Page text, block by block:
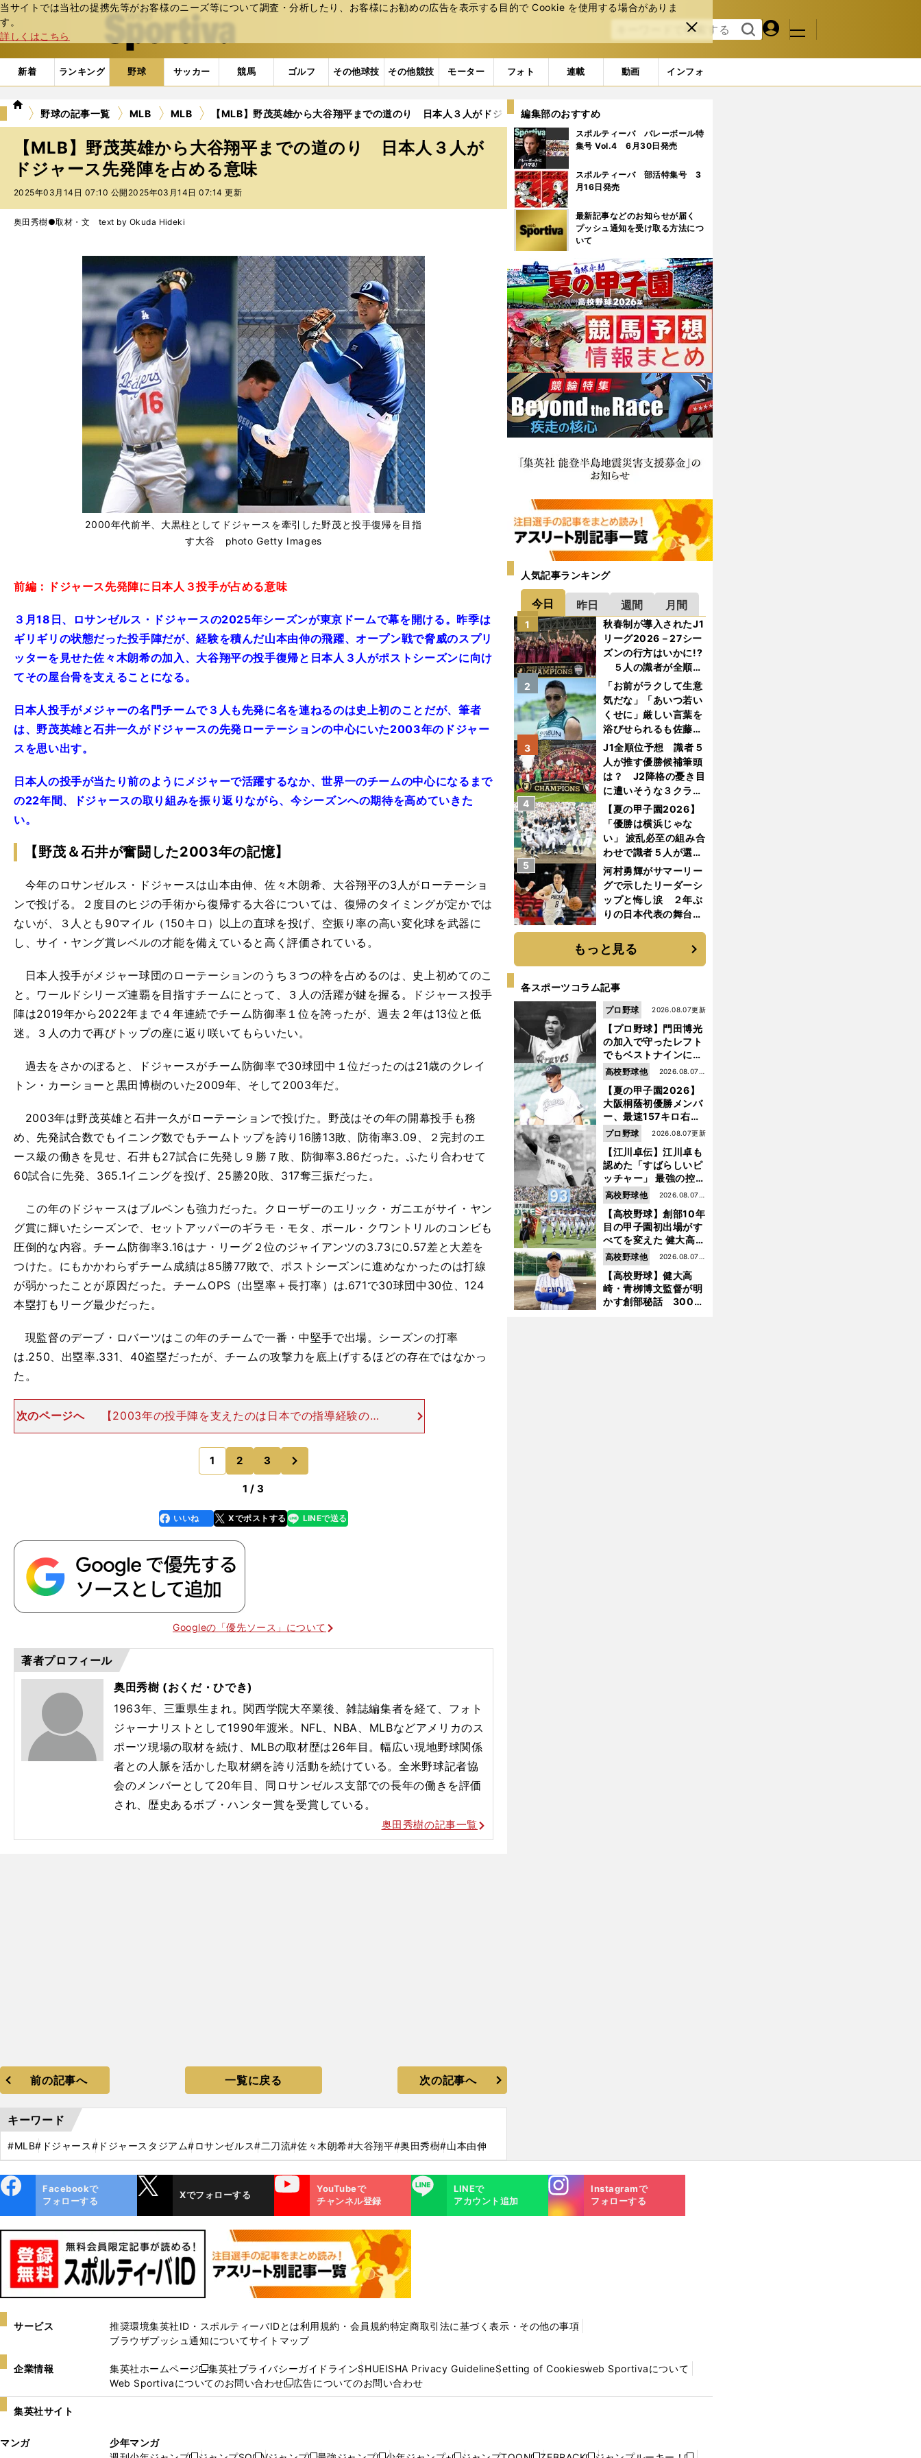
当サイトでは当社の提携先等がお客様のニーズ等について調査・分析したり、お客様にお勧めの広告を表⽰する⽬的で Cookie を使⽤する場合がありま
す。
詳しくはこちら
閉じ
る
web Sportiva (webスポルティーバ)
検索
る
マイペ
ジ
メニュ
新着 ランキング 野球 サッカー 競馬 ゴルフ その他球技 その他競技 モーター フォト 連載 動画 インフォ
we
ル
テ
ィ
ー
バ
野球の記事一覧 MLB MLB 【MLB】野茂英雄から大谷翔平までの道のり 日本人３人がドジャース先発陣を占める意味
【MLB】野茂英雄から大谷翔平までの道のり 日本人３人が
ドジャース先発陣を占める意味
2025年03月14日 07:10 公開 2025年03月14日 07:14 更新
奥田秀樹●取材・文 text by Okuda Hideki
2000年代前半、大黒柱としてドジャースを牽引した野茂と投手復帰を目指
す大谷 photo Getty Images
前編：ドジャース先発陣に日本人３投手が占める意味
３月18日、ロサンゼルス・ドジャースの2025年シーズンが東京ドームで幕を開ける。昨季は
ギリギリの状態だった投手陣だが、経験を積んだ山本由伸の飛躍、オープン戦で脅威のスプリ
ッターを見せた佐々木朗希の加入、大谷翔平の投手復帰と日本人３人がポストシーズンに向け
てその屋台骨を支えることになる。
日本人投手がメジャーの名門チームで３人も先発に名を連ねるのは史上初のことだが、筆者
は、野茂英雄と石井一久がドジャースの先発ローテーションの中心にいた2003年のドジャー
スを思い出す。
日本人の投手が当たり前のようにメジャーで活躍するなか、世界一のチームの中心になるまで
の22年間、ドジャースの取り組みを振り返りながら、今シーズンへの期待を高めていきた
い。
【野茂＆石井が奮闘した2003年の記憶】
今年のロサンゼルス・ドジャースは山本由伸、佐々木朗希、大谷翔平の3人がローテーショ
ンで投げる。２度目のヒジの手術から復帰する大谷については、復帰のタイミングが定かでは
ないが、３人とも90マイル（150キロ）以上の直球を投げ、空振り率の高い変化球を武器に
し、サイ・ヤング賞レベルの才能を備えていると高く評価されている。
日本人投手がメジャー球団のローテーションのうち３つの枠を占めるのは、史上初めてのこ
と。ワールドシリーズ連覇を目指すチームにとって、３人の活躍が鍵を握る。ドジャース投手
陣は2019年から2022年まで４年連続でチーム防御率１位を誇ったが、過去２年は13位と低
迷。３人の力で再びトップの座に返り咲いてもらいたい。
過去をさかのぼると、ドジャースがチーム防御率で30球団中１位だったのは21歳のクレイ
トン・カーショーと黒田博樹のいた2009年、そして2003年だ。
2003年は野茂英雄と石井一久がローテーションで投げた。野茂はその年の開幕投手も務
め、先発試合数でもイニング数でもチームトップを誇り16勝13敗、防衛率3.09、２完封のエ
ース級の働きを見せ、石井も27試合に先発し９勝７敗、防御率3.86だった。ふたり合わせて
60試合に先発、365.1イニングを投げ、25勝20敗、317奪三振だった。
この年のドジャースはブルペンも強力だった。クローザーのエリック・ガニエがサイ・ヤン
グ賞に輝いたシーズンで、セットアッパーのギラモ・モタ、ポール・クワントリルのコンビも
圧倒的な内容。チーム防御率3.16はナ・リーグ２位のジャイアンツの3.73に0.57差と大差を
つけた。にもかかわらずチーム成績は85勝77敗で、ポストシーズンに進めなかったのは打線
が弱かったことが原因だった。チームOPS（出塁率＋長打率）は.671で30球団中30位、124
本塁打もリーグ最少だった。
現監督のデーブ・ロバーツはこの年のチームで一番・中堅手で出場。シーズンの打率
は.250、出塁率.331、40盗塁だったが、チームの攻撃力を底上げするほどの存在ではなかっ
た。
次のページへ
【2003年の投手陣を支えたのは日本での指導経験のあ
るコーチ】 筆者は2003年のドジャースも取材していたが、ふたりの
日本人先発投手が成功できた要因は、実力もさることながら、ジム・コ
ルボーン投手コー
1 2 3
1 / 3
faceboo
k
いいね Xでポストする
line LINEで送る
Googleの「優先ソース」について
著者プロフィール
奥田秀樹 (おくだ・ひでき)
1963年、三重県生まれ。関西学院大卒業後、雑誌編集者を経て、フォト
ジャーナリストとして1990年渡米。NFL、NBA、MLBなどアメリカのス
ポーツ現場の取材を続け、MLBの取材歴は26年目。幅広い現地野球関係
者との人脈を活かした取材網を誇り活動を続けている。全米野球記者協
会のメンバーとして20年目、同ロサンゼルス支部での長年の働きを評価
され、歴史あるボブ・ハンター賞を受賞している。
奥田秀樹の記事一覧
前の記事へ 一覧に戻る 次の記事へ
キーワード
#MLB#ドジャース#ドジャースタジアム#ロサンゼルス#二刀流#佐々木朗希#大谷翔平#奥田秀樹#山本由伸
編集部のおすすめ
スポルティーバ バレーボール特
集号 Vol.4 6月30日発売
スポルティーバ 部活特集号 3
月16日発売
最新記事などのお知らせが届く
プッシュ通知を受け取る方法につ
いて
人気記事ランキング
今日 昨日 週間 月間
秋春制が導入されたJ1
リーグ2026－27シー
ズンの行方はいかに!?
５人の識者が全順位
を大胆予想
1
「お前がラクして生意
気だな」「あいつ若い
くせに」厳しい言葉を
浴びせられるも佐藤慎
太郎が貫いた誇りとフ
ァンへの思い
2
J1全順位予想 識者５
人が推す優勝候補筆頭
は？ J2降格の憂き目
に遭いそうな３クラブ
とは？
3
【夏の甲子園2026】
「優勝は横浜じゃな
い」 波乱必至の組み合
わせで識者５人が選ん
だ優勝校はここだ！
4
河村勇輝がサマーリー
グで示したリーダーシ
ップと悔し涙 ２年ぶ
りの日本代表の舞台を
は続く
5
もっと見る
各スポーツコラム記事
【プロ野球】門田博光
の加入で守ったレフト
でもベストナインに輝
いた石嶺和彦 「サッ
サ」という愛称は松永
浩美がきっかけ？
2026.08.07更新
プロ野球
【夏の甲子園2026】
大阪桐蔭初優勝メンバ
ー、最速157キロ右
腕、平成初完封＆初本
塁打... 指揮官たちの知
られざる現役時代
2026.08.07更
高校野球他
【江川卓伝】江川卓も
認めた「すばらしいピ
ッチャー」 最強の控え
投手・大橋康延はいか
にして高校３年間を過
ごしたのか
2026.08.07更新
プロ野球
【高校野球】創部10年
目の甲子園初出場がす
べてを変えた 健大高
崎・青栁監督が語る
「機動破壊」はこうし
て生まれた
2026.08.07更
新
高校野球他
【高校野球】健大高
崎・青栁博文監督が明
かす創部秘話 300万
2026.08.07更
高校野球他
ok
Facebookで
フォローする
Xでフォローする
YouTube
YouTubeで
チャンネル登録
LINE
LINEで
アカウント追加
Instagra
m
Instagramで
フォローする
サービス 推奨環境集英社ID・スポルティーバIDとは利用規約・会員規約特定商取引法に基づく表示・その他の事項
ブラウザプッシュ通知についてサイトマップ
企業情報 集英社ホームページ
新
し
い
集英社プライバシーガイドラインSHUEISHA Privacy GuidelineSetting of Cookiesweb Sportivaについて
Web Sportivaについてのお問い合わせ
新
し
広告についてのお問い合わせ
集英社サイト
マンガ
少年マンガ